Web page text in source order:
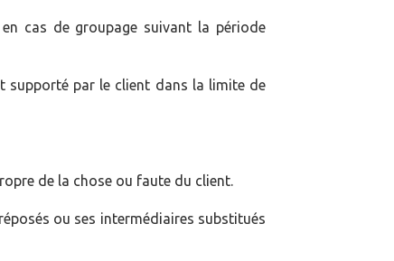
cas de groupage suivant la période
supporté par le client dans la limite de
de la chose ou faute du client.
ou ses intermédiaires substitués